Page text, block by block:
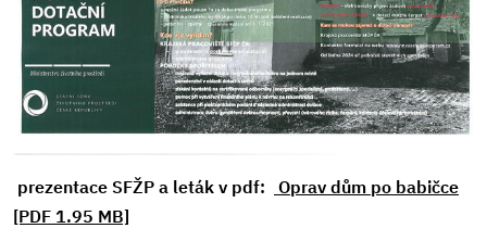
prezentace SFŽP a leták v pdf:
Oprav dům po babičce
[PDF 1.95 MB]